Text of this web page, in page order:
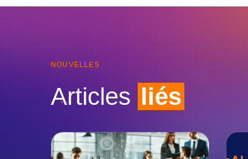
NOUVELLES
Articles liés